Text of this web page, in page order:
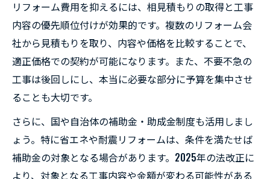
リフォーム費用を抑えるには、相見積もりの取得と工事
内容の優先順位付けが効果的です。複数のリフォーム会
社から見積もりを取り、内容や価格を比較することで、
適正価格での契約が可能になります。また、不要不急の
工事は後回しにし、本当に必要な部分に予算を集中させ
ることも大切です。
さらに、国や自治体の補助金・助成金制度も活用しまし
ょう。特に省エネや耐震リフォームは、条件を満たせば
補助金の対象となる場合があります。2025年の法改正に
より、対象となる工事内容や金額が変わる可能性がある